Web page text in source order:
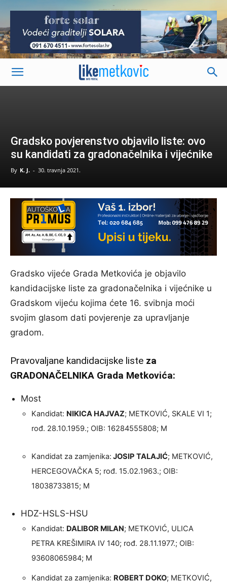
-
Gradsko povjerenstvo objavilo liste: ovo
su kandidati za gradonačelnika i vijećnike
By K. J. - 30. travnja 2021.
Gradsko vijeće Grada Metkovića je objavilo
kandidacijske liste za gradonačelnika i vijećnike u
Gradskom vijeću kojima ćete 16. svibnja moći
svojim glasom dati povjerenje za upravljanje
gradom.
Pravovaljane kandidacijske liste za
GRADONAČELNIKA Grada Metkovića:
Most
Kandidat: NIKICA HAJVAZ; METKOVIĆ, SKALE VI 1;
rođ. 28.10.1959.; OIB: 16284555808; M
Kandidat za zamjenika: JOSIP TALAJIĆ; METKOVIĆ,
HERCEGOVAČKA 5; rođ. 15.02.1963.; OIB:
18038733815; M
HDZ-HSLS-HSU
Kandidat: DALIBOR MILAN; METKOVIĆ, ULICA
PETRA KREŠIMIRA IV 140; rođ. 28.11.1977.; OIB:
93608065984; M
Kandidat za zamjenika: ROBERT DOKO; METKOVIĆ,